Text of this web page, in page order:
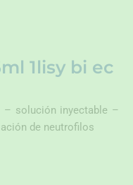
1lisy bi ec
– solución inyectable –
de neutrofilos